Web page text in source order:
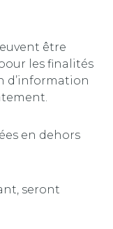
être
les finalités
d’information
en dehors
seront